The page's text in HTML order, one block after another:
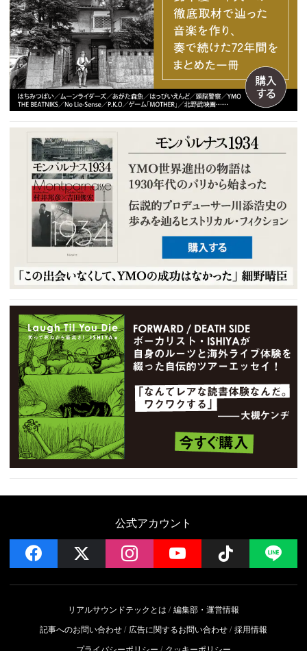
公式アカウント
facebook instagramYouTube Follow
リアルサウンドテックとは
編集部・運営情報
記事へのお問い合わせ
広告に関するお問い合わせ 採用情報
プライバシーポリシー
クッキーポリシー